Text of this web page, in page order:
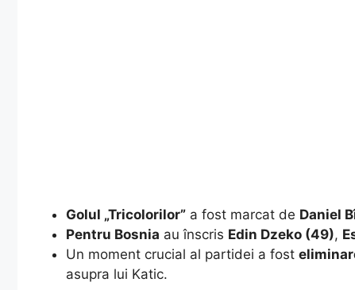
Golul „Tricolorilor” a fost marcat de Daniel
Pentru Bosnia au înscris Edin Dzeko (49),
​Un moment crucial al partidei a fost
asupra lui Katic.